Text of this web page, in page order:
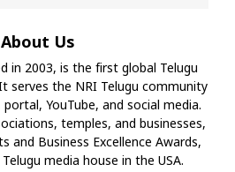
About Us
in 2003, is the first global Telugu
serves the NRI Telugu community
YouTube, and social media.
temples, and businesses,
and Business Excellence Awards,
media house in the USA.